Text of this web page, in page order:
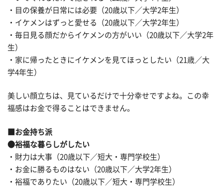
・目の保養が日常には必要（20歳以下／大学2年生）
・イケメンはずっと愛せる（20歳以下／大学2年生）
・毎日見る顔だからイケメンの方がいい（20歳以下／大学2年
生）
・家に帰ったときにイケメンを見てほっとしたい（21歳／大
学4年生）
美しい顔立ちは、見ているだけで十分幸せですよね。この幸
福感はお金で得ることはできません。
■お金持ち派
●裕福な暮らしがしたい
・財力は大事（20歳以下／短大・専門学校生）
・お金に勝るものはない（20歳以下／大学2年生）
・裕福でありたい（20歳以下／短大・専門学校生）